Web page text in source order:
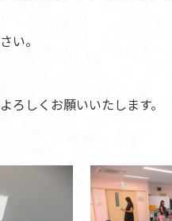
い。
ろしくお願いいたします。